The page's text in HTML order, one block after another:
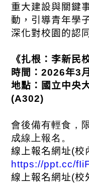
重大建設與關鍵
動，引導青年學
深化對校園的認
《扎根：李新民
時間：2026年3月
地點：國立中央
(A302)
會後備有輕食，
成線上報名。
線上報名網址(校
https://ppt.cc/
線上報名網址(校